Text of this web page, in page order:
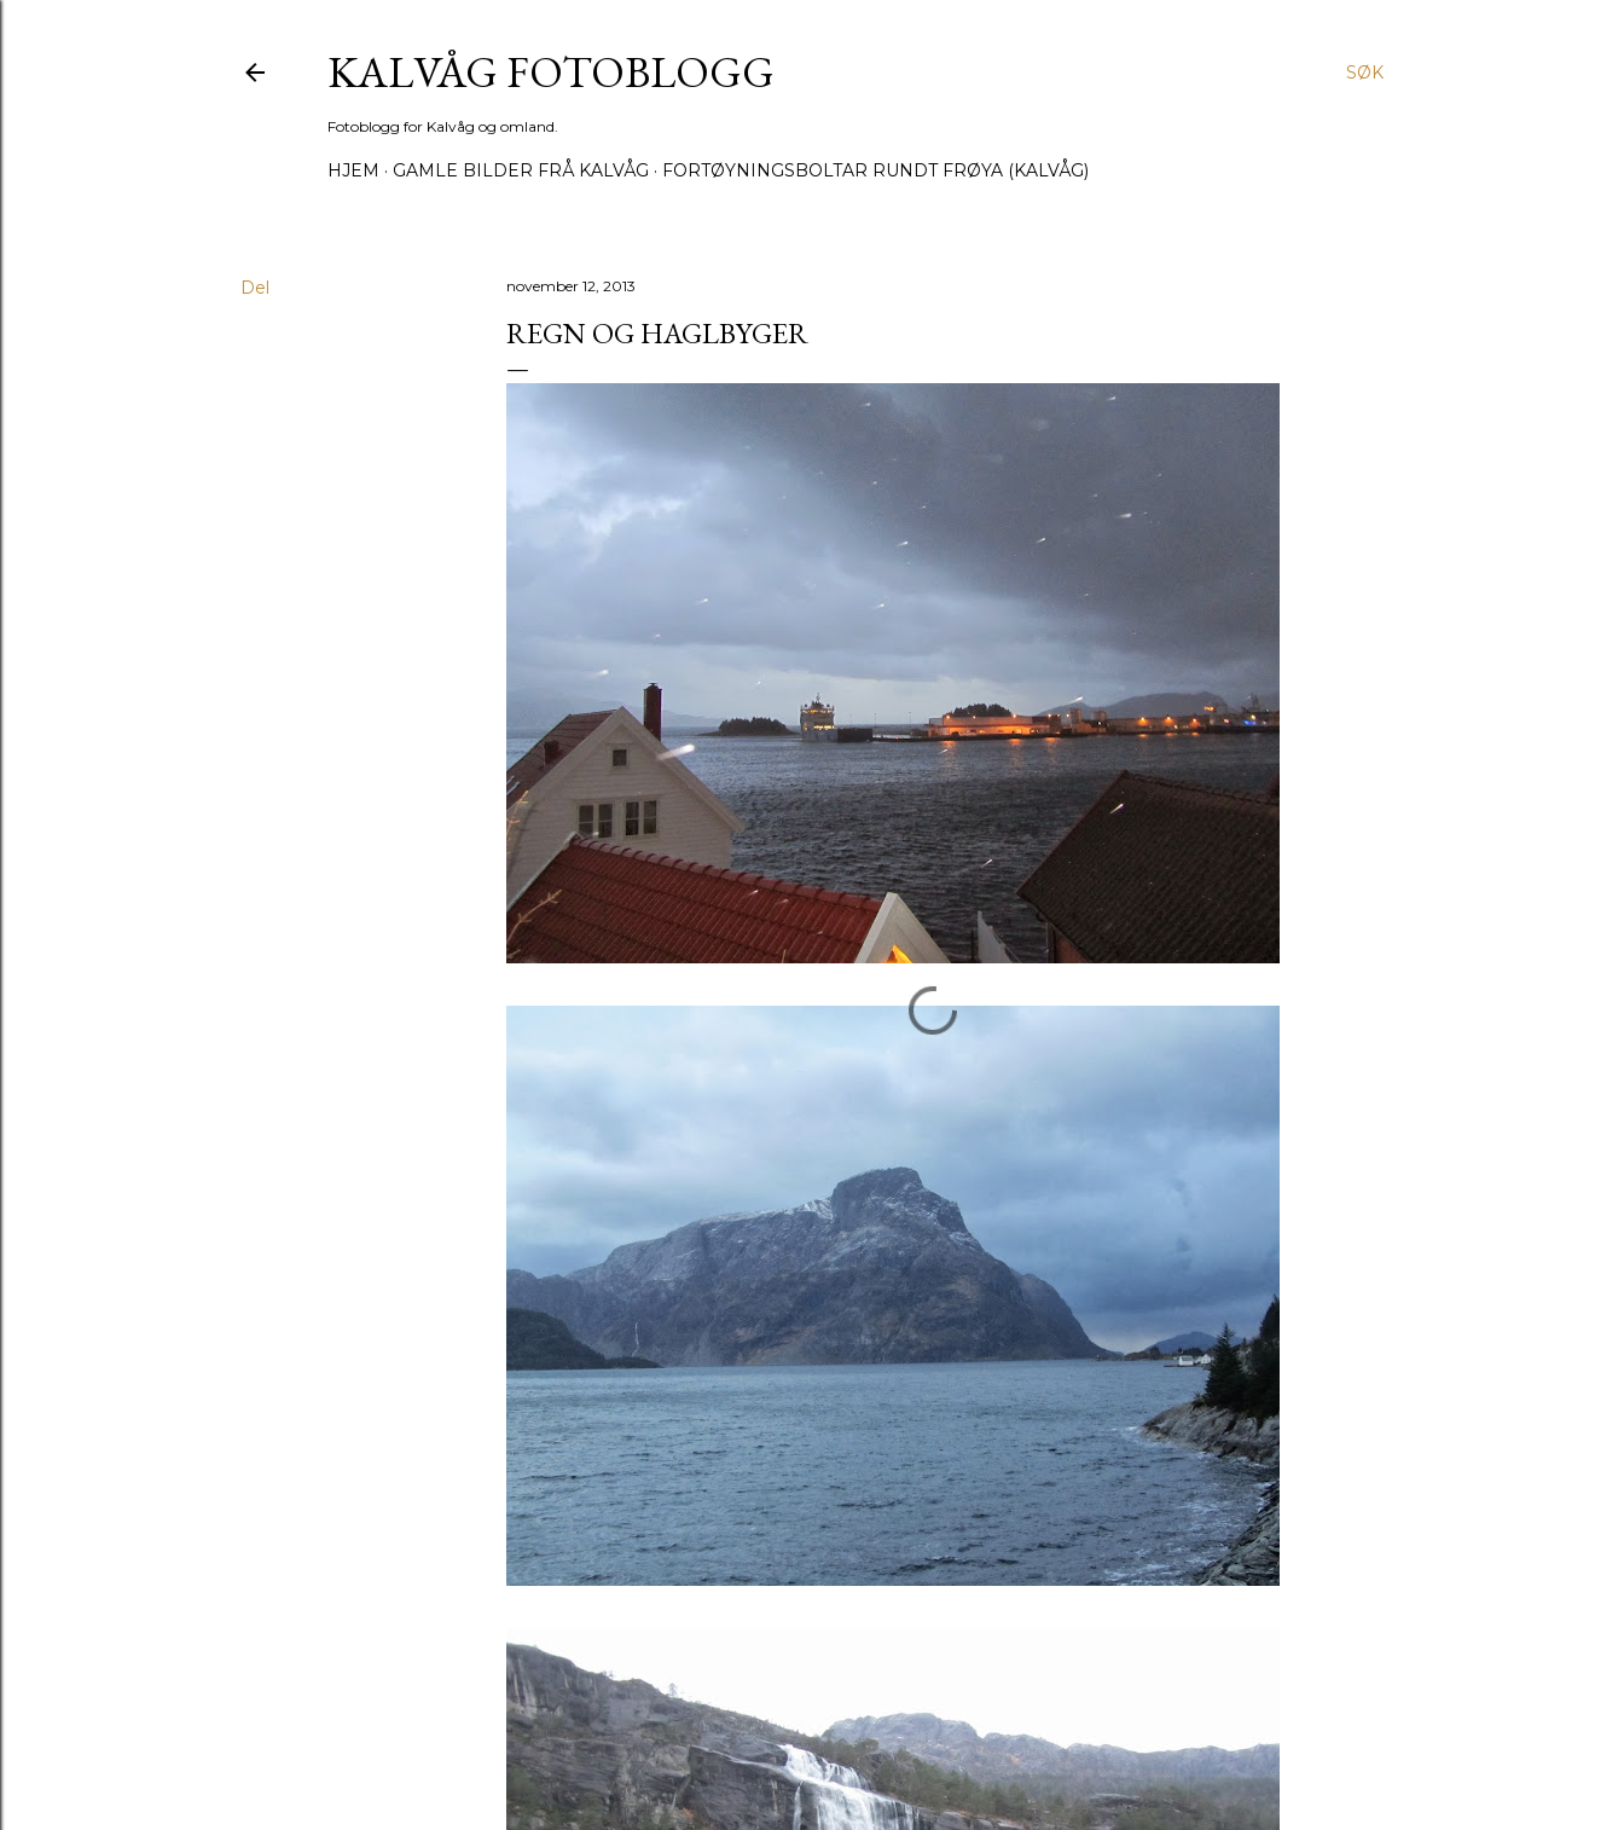
SØK
KALVÅG FOTOBLOGG
Fotoblogg for Kalvåg og omland.
HJEM GAMLE BILDER FRÅ KALVÅG FORTØYNINGSBOLTAR RUNDT FRØYA (KALVÅG)
Del november 12, 2013
REGN OG HAGLBYGER